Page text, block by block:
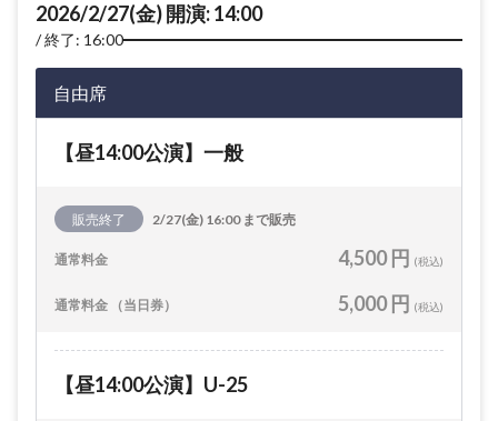
2026/2/27(金) 開演: 14:00
終了: 16:00
自由席
【昼14:00公演】一般
販売終了 2/27(金) 16:00 まで販売
通常料金 4,500 円 (税込)
通常料金 （当日券） 5,000 円 (税込)
【昼14:00公演】U-25